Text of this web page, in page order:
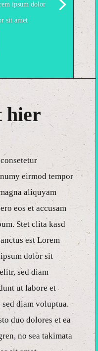
ipsum dolor
sit amet
hier
eirmod tempor
aliquyam
eos et accusam
Stet clita kasd
est Lorem
dolor sit
sed diam
ut labore et
diam voluptua.
duo dolores et ea
no sea takimata